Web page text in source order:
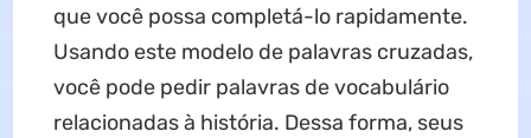
que você possa completá-lo rapidamente.
Usando este modelo de palavras cruzadas,
você pode pedir palavras de vocabulário
relacionadas à história. Dessa forma, seus